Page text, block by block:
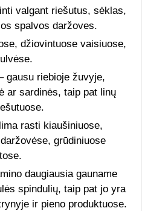
valgant riešutus, sėklas,
spalvos daržoves.
džiovintuose vaisiuose,
gausu riebioje žuvyje,
ar sardinės, taip pat linų
rasti kiaušiniuose,
grūdiniuose
daugiausia gauname
spindulių, taip pat jo yra
ir pieno produktuose.